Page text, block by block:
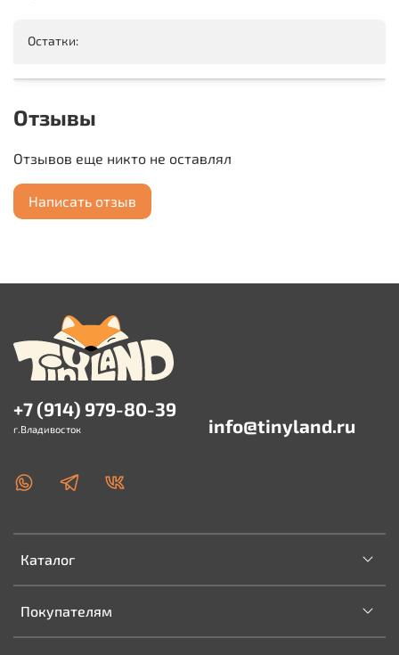
Остатки:
Отзывы
Отзывов еще никто не оставлял
Написать отзыв
Каталог
Покупателям
+7 (914) 979-80-39
г.Владивосток info@tinyland.ru